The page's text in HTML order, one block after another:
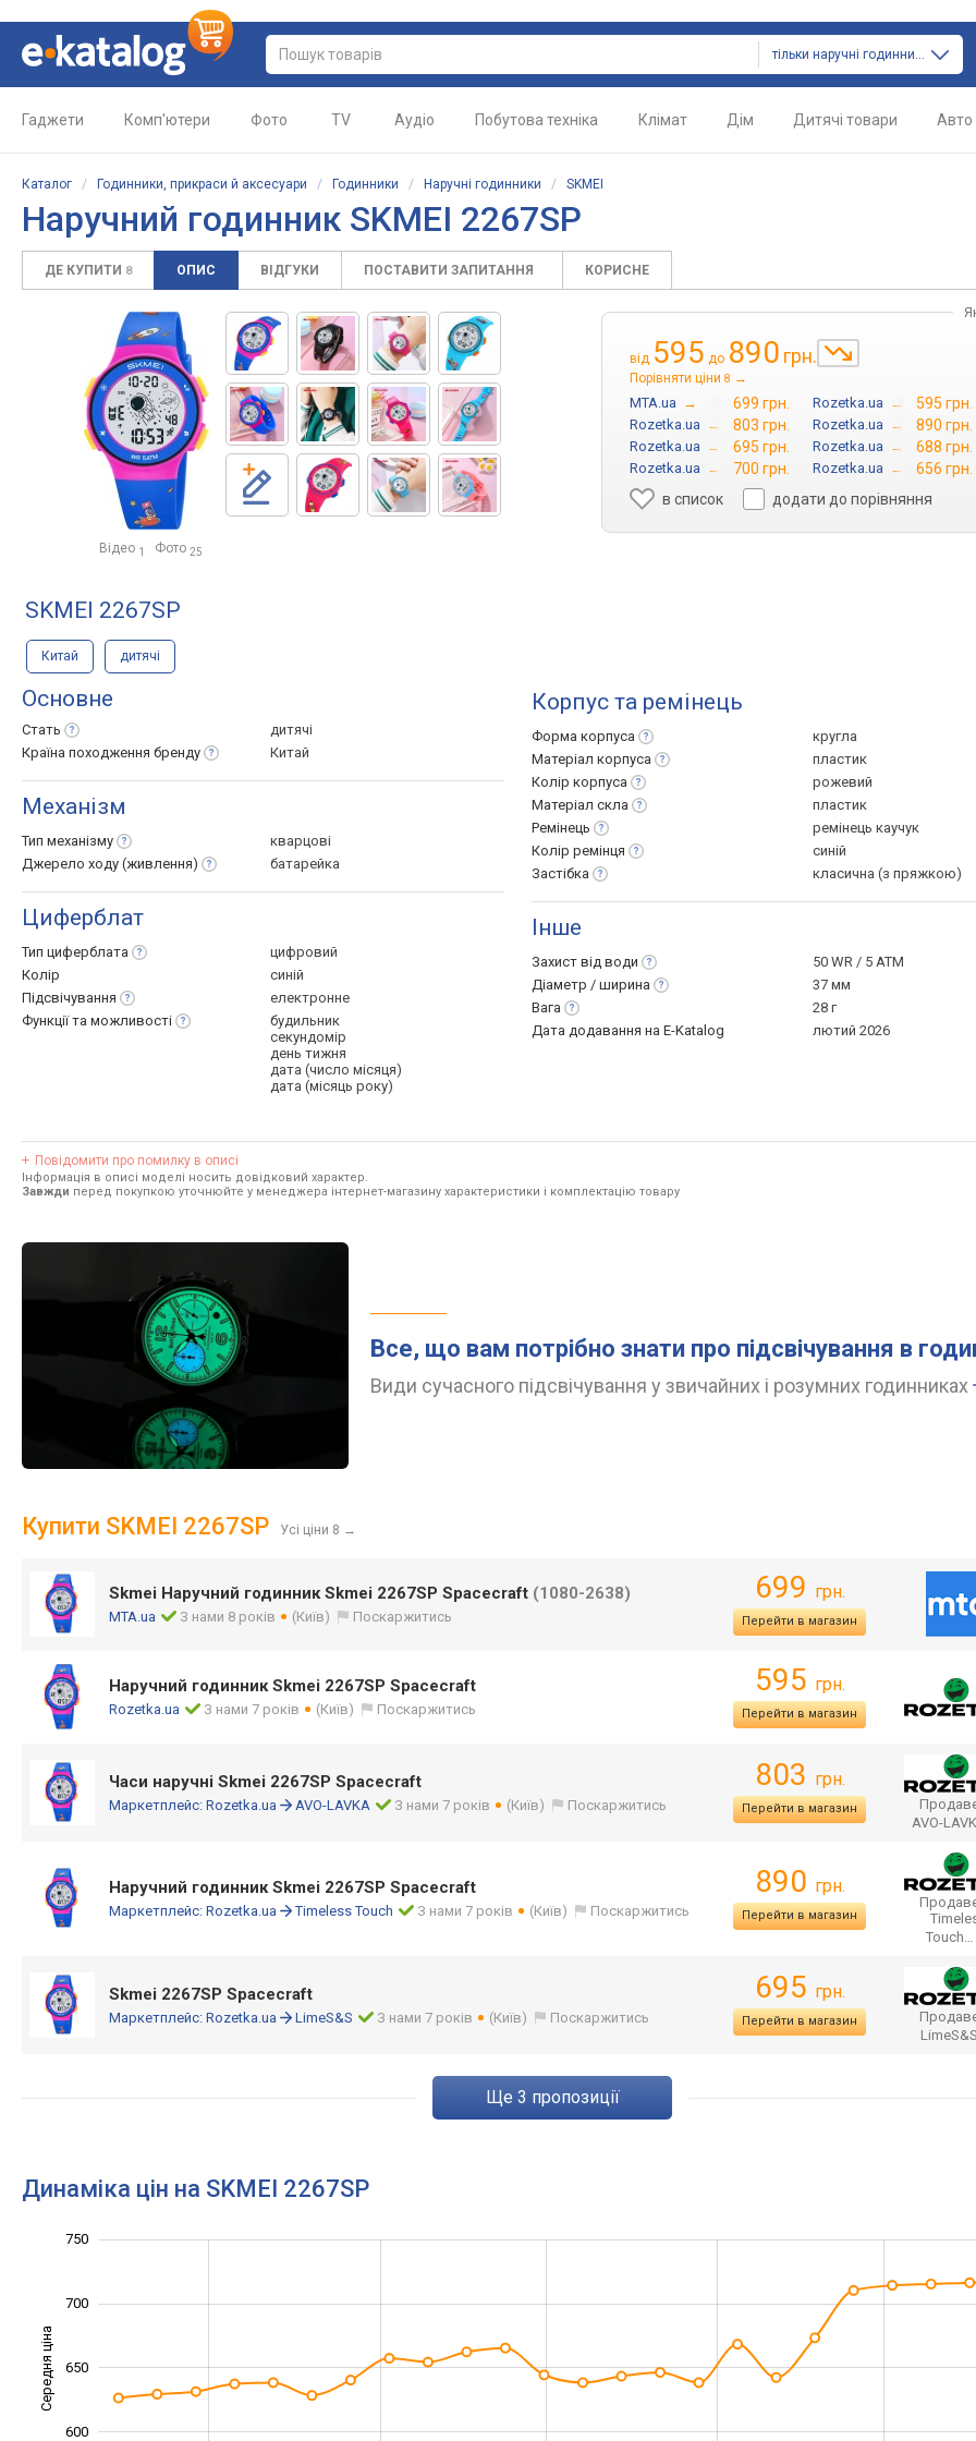
тільки наручні годинники
Гаджети Комп'ютери Фото TV Аудіо Побутова техніка Клімат Дім Дитячі товари Авто
Каталог / Годинники, прикраси й аксесуари / Годинники / Наручні годинники / SKMEI
Наручний годинник SKMEI 2267SP
ДЕ КУПИТИ 8 ОПИС ВІДГУКИ ПОСТАВИТИ ЗАПИТАННЯ КОРИСНЕ
Відео 1 Фото 25
від 595 до 890 грн.
Порівняти ціни 8 →
MTA.ua → 699 грн. Rozetka.ua → 595 грн.
Rozetka.ua → 803 грн. Rozetka.ua → 890 грн.
Rozetka.ua → 695 грн. Rozetka.ua → 688 грн.
Rozetka.ua → 700 грн. Rozetka.ua →
656 грн.
в список
додати до порівняння
SKMEI 2267SP
Китай дитячі
Основне
Стать
дитячі
Країна походження бренду Китай
Механізм
Тип механізму
кварцові
Джерело ходу (живлення) батарейка
Циферблат
Тип циферблата
цифровий
Колір
синій
Підсвічування
електронне
Функції та можливості
будильник
секундомір
день тижня
дата (число місяця)
дата (місяць року)
Корпус та ремінець
Форма корпуса
кругла
Матеріал корпуса
пластик
Колір корпуса
рожевий
Матеріал скла
пластик
Ремінець
ремінець каучук
Колір ремінця
синій
Застібка
класична (з пряжкою)
Інше
Захист від води
50 WR / 5 ATM
Діаметр / ширина
37 мм
Вага
28 г
Дата додавання на E-Katalog
лютий 2026
Повідомити про помилку в описі
Інформація в описі моделі носить довідковий характер.
Завжди перед покупкою уточнюйте у менеджера інтернет-магазину характеристики і комплектацію товару
Все, що вам потрібно знати про підсвічування в
Види сучасного підсвічування у звичайних і розумних годинниках
Купити SKMEI 2267SP Усі ціни 8 →
Skmei Наручний годинник Skmei 2267SP Spacecraft (1080-2638)
MTA.ua З нами 8 років (Київ) Поскаржитись
699 грн.
Перейти в магазин
Наручний годинник Skmei 2267SP Spacecraft
Rozetka.ua З нами 7 років (Київ) Поскаржитись
595 грн.
Перейти в магазин
Часи наручні Skmei 2267SP Spacecraft
Маркетплейс: Rozetka.ua AVO-LAVKA З нами 7 років (Київ) Поскаржитись
803 грн.
Перейти в магазин
AVO-
Наручний годинник Skmei 2267SP Spacecraft
Маркетплейс: Rozetka.ua Timeless Touch З нами 7 років (Київ) Поскаржитись
890 грн.
Перейти в магазин
Touch…
Skmei 2267SP Spacecraft
Маркетплейс: Rozetka.ua LimeS&S З нами 7 років (Київ) Поскаржитись
695 грн.
Перейти в магазин
ще 3 пропозиції
Динаміка цін на SKMEI 2267SP
Середня ціна 550
600
650
700
750